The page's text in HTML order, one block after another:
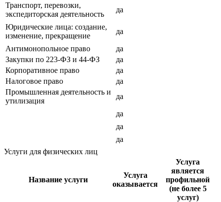
Транспорт, перевозки,
экспедиторская деятельность
да
Юридические лица: создание,
изменение, прекращение
да
Антимонопольное право
да
Закупки по 223-ФЗ и 44-ФЗ
да
Корпоративное право
да
Налоговое право
да
Промышленная деятельность и
утилизация
да
да
да
да
Услуги для физических лиц
Название услуги
Услуга
оказывается
Услуга
является
профильной
(не более 5
услуг)